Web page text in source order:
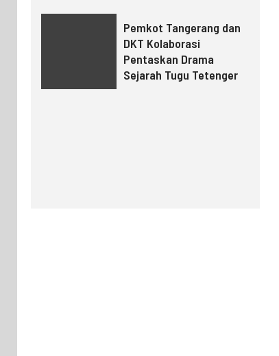
Pemkot Tangerang dan
DKT Kolaborasi
Pentaskan Drama
Sejarah Tugu Tetenger